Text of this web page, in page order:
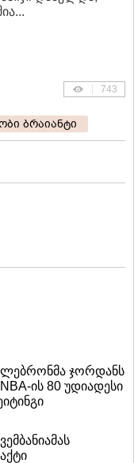
743
ბრაიანტი
ჯორდანს
ის 80 უდიადესი